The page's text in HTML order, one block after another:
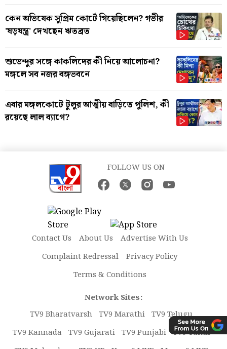
কেন অভিষেক সুপ্রিম কোর্টে গিয়েছিলেন? গভীর
'ষড়যন্ত্র' দেখছেন ঋতব্রত
শুভেন্দুর সঙ্গে কাকলিদের কী নিয়ে আলোচনা?
মঙ্গলে সব নজর বঙ্গভবনে
এবার মঙ্গলকোটে টুলুর আত্মীয় বাড়িতে পুলিশ, কী
রয়েছে লাল ব্যাগে?
FOLLOW US ON
Contact Us About Us
Advertise With Us
Complaint Redressal
Privacy Policy
Terms & Conditions
Network Sites:
TV9 Bharatvarsh TV9 Marathi TV9 Telugu
TV9 Kannada TV9 Gujarati TV9 Punjabi TV9 Tamil